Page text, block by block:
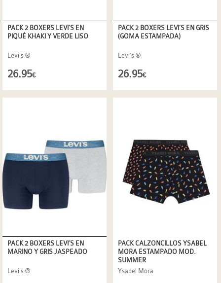
PACK 2 BOXERS LEVI´S EN
PIQUÉ KHAKI Y VERDE LISO
Levi's ®
26.95€
PACK 2 BOXERS LEVI´S EN GRIS
(GOMA ESTAMPADA)
Levi's ®
26.95€
PACK 2 BOXERS LEVI´S EN
MARINO Y GRIS JASPEADO
Levi's ®
PACK CALZONCILLOS YSABEL
MORA ESTAMPADO MOD.
SUMMER
Ysabel Mora